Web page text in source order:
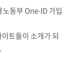
동부 One-ID 가입
트들이 소개가 되